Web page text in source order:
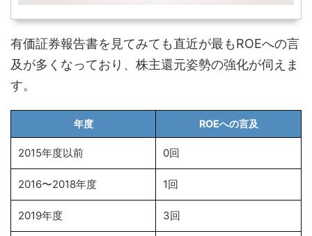
有価証券報告書を見てみても直近が最もROEへの言
及が多くなっており、株主還元姿勢の強化が伺えま
す。
年度 ROEへの言及
2015年度以前 0回
2016〜2018年度 1回
2019年度 3回